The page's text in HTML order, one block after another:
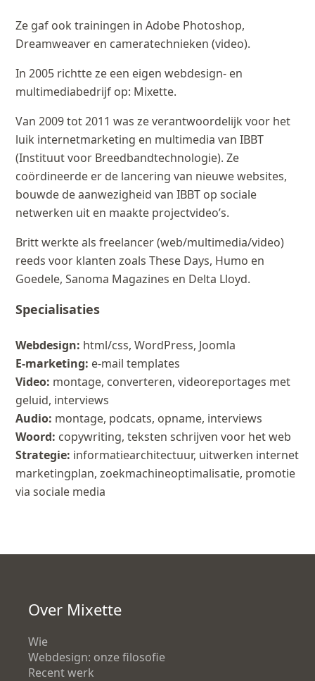
Ze gaf ook trainingen in Adobe Photoshop,
Dreamweaver en cameratechnieken (video).
In 2005 richtte ze een eigen webdesign- en
multimediabedrijf op: Mixette.
Van 2009 tot 2011 was ze verantwoordelijk voor het
luik internetmarketing en multimedia van IBBT
(Instituut voor Breedbandtechnologie). Ze
coördineerde er de lancering van nieuwe websites,
bouwde de aanwezigheid van IBBT op sociale
netwerken uit en maakte projectvideo’s.
Britt werkte als freelancer (web/multimedia/video)
reeds voor klanten zoals These Days, Humo en
Goedele, Sanoma Magazines en Delta Lloyd.
Specialisaties
Webdesign: html/css, WordPress, Joomla
E-marketing: e-mail templates
Video: montage, converteren, videoreportages met
geluid, interviews
Audio: montage, podcats, opname, interviews
Woord: copywriting, teksten schrijven voor het web
Strategie: informatiearchitectuur, uitwerken internet
marketingplan, zoekmachineoptimalisatie, promotie
via sociale media
Over Mixette
Wie
Webdesign: onze filosofie
Recent werk